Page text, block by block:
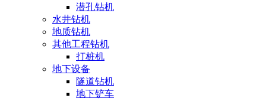
潜孔钻机
水井钻机
地质钻机
其他工程钻机
打桩机
地下设备
隧道钻机
地下铲车